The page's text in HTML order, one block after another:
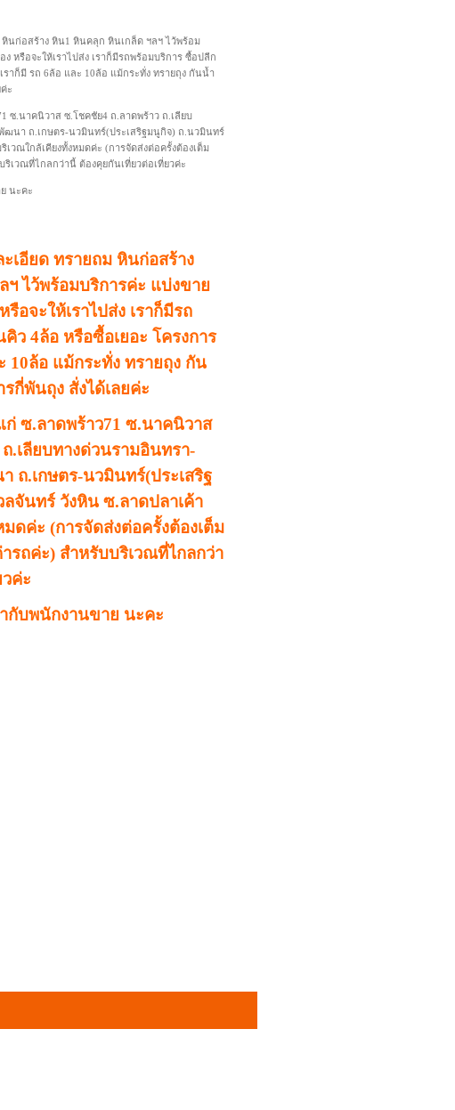
หินก่อสร้าง หิน1 หินคลุก หินเกล็ด ฯลฯ ไว้พร้อม
ง หรือจะให้เราไปส่ง เราก็มีรถพร้อมบริการ ซื้อปลีก
ราก็มี รถ 6ล้อ และ 10ล้อ แม้กระทั่ง ทรายถุง กันน้ำ
ะ
ซ.นาคนิวาส ซ.โชคชัย4 ถ.ลาดพร้าว ถ.เลียบ
นา ถ.เกษตร-นวมินทร์(ประเสริฐมนูกิจ) ถ.นวมินทร์
วณใกล้เคียงทั้งหมดค่ะ (การจัดส่งต่อครั้งต้องเต็ม
เวณที่ไกลกว่านี้ ต้องคุยกันเที่ยวต่อเที่ยวค่ะ
นะคะ
เอียด ทรายถม หินก่อสร้าง
ไว้พร้อมบริการค่ะ แบ่งขาย
รือจะให้เราไปส่ง เราก็มีรถ
ว 4ล้อ หรือซื้อเยอะ โครงการ
10ล้อ แม้กระทั่ง ทรายถุง กัน
กี่พันถุง สั่งได้เลยค่ะ
ก่ซ.ลาดพร้าว71ซ.นาคนิวาส
.เลียบทางด่วนรามอินทรา-
ถ.เกษตร-นวมินทร์(ประเสริฐ
จันทร์ วังหิน ซ.ลาดปลาเค้า
ดค่ะ (การจัดส่งต่อครั้งต้องเต็ม
รถค่ะ) สำหรับบริเวณที่ไกลกว่า
ค่ะ
กับพนักงานขาย นะคะ